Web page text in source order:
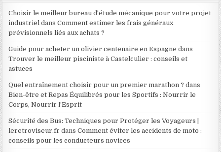
Choisir le meilleur bureau d'étude mécanique pour votre projet
industriel dansComment estimer les frais généraux
prévisionnels liés aux achats ?
Guide pour acheter un olivier centenaire en Espagne dans
Trouver le meilleur pisciniste à Castelculier : conseils et
astuces
Quel entraînement choisir pour un premier marathon ? dans
Bien-être et Repas Équilibrés pour les Sportifs : Nourrir le
Corps, Nourrir l’Esprit
Sécurité des Bus: Techniques pour Protéger les Voyageurs |
leretroviseur.fr dansComment éviter les accidents de moto :
conseils pour les conducteurs novices